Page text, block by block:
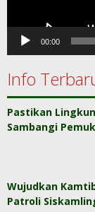
00:00
Info
Pastikan
Sambangi
Wujudkan
Patroli